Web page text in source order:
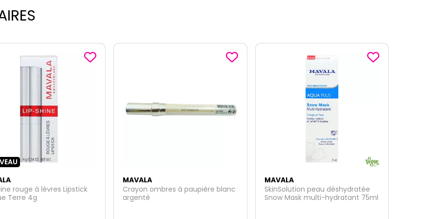
ombres à paupière blanc
MAVALA
SkinSolution peau déshydratée
Snow Mask multi-hydratant 75ml
MAVALA
Eau émolliente 10ml